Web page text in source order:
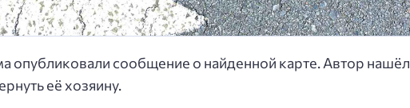
опубликовали сообщение о найденной карте. Автор нашёл
её хозяину.